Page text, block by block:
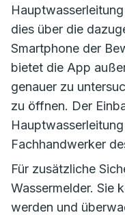
dies über die
Smartphone der
bietet die App
genauer zu
zu öffnen. Der
Fachhandwerker
Für zusätzliche
Wassermelder. Sie
werden und